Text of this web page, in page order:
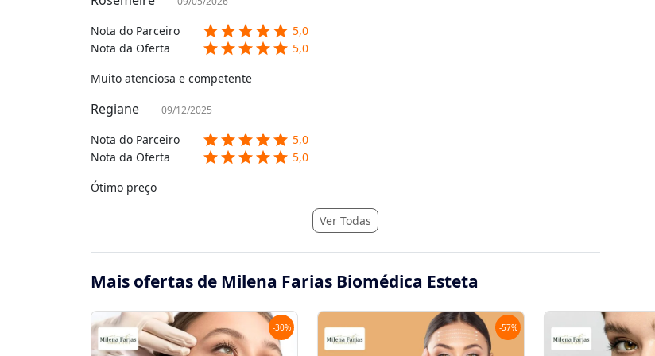
Nota do Parceiro starstarstarstarstar 5,0
Nota da Oferta
starstarstarstarstar 5,0
Muito atenciosa e competente
Regiane 09/12/2025
Nota do Parceiro starstarstarstarstar 5,0
Nota da Oferta
starstarstarstarstar 5,0
Ótimo preço
Ver Todas
Mais ofertas de Milena Farias Biomédica Esteta
-30% -57%